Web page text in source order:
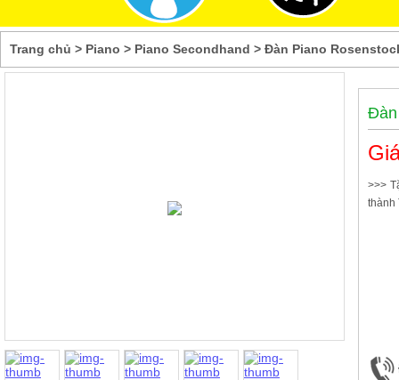
Trang chủ > Piano > Piano Secondhand > Đàn Piano
Đàn
>>>
thành